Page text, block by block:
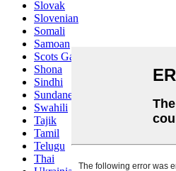
Slovak
Slovenian
Somali
Samoan
Scots Gaelic
Shona
Sindhi
Sundanese
Swahili
Tajik
Tamil
Telugu
Thai